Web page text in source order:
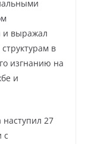
и выражал
в
изгнанию на
и
27
с